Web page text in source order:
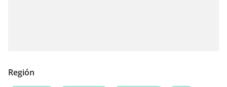
Región